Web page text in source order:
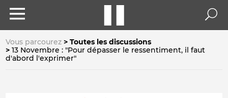
Vous parcourez
Toutes les discussions
13 Novembre : "Pour dépasser le ressentiment, il faut
d'abord l'exprimer"